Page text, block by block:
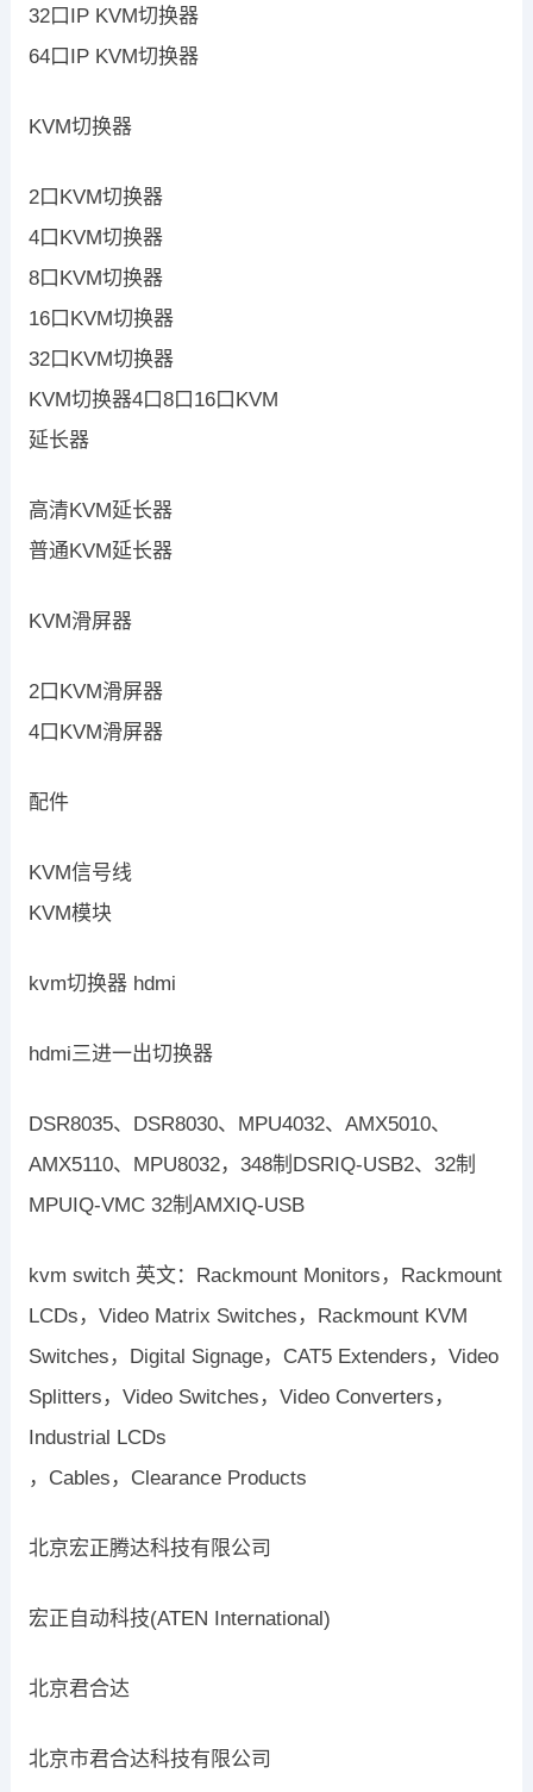
32口IP KVM切换器
64口IP KVM切换器
KVM切换器
2口KVM切换器
4口KVM切换器
8口KVM切换器
16口KVM切换器
32口KVM切换器
KVM切换器4口8口16口KVM
延长器
高清KVM延长器
普通KVM延长器
KVM滑屏器
2口KVM滑屏器
4口KVM滑屏器
配件
KVM信号线
KVM模块
kvm切换器 hdmi
hdmi三进一出切换器
DSR8035、DSR8030、MPU4032、AMX5010、
AMX5110、MPU8032，348制DSRIQ-USB2、32制
MPUIQ-VMC 32制AMXIQ-USB
kvm switch 英文：Rackmount Monitors，Rackmount
LCDs，Video Matrix Switches，Rackmount KVM
Switches，Digital Signage，CAT5 Extenders，Video
Splitters，Video Switches，Video Converters，
Industrial LCDs
，Cables，Clearance Products
北京宏正腾达科技有限公司
宏正自动科技(ATEN International)
北京君合达
北京市君合达科技有限公司